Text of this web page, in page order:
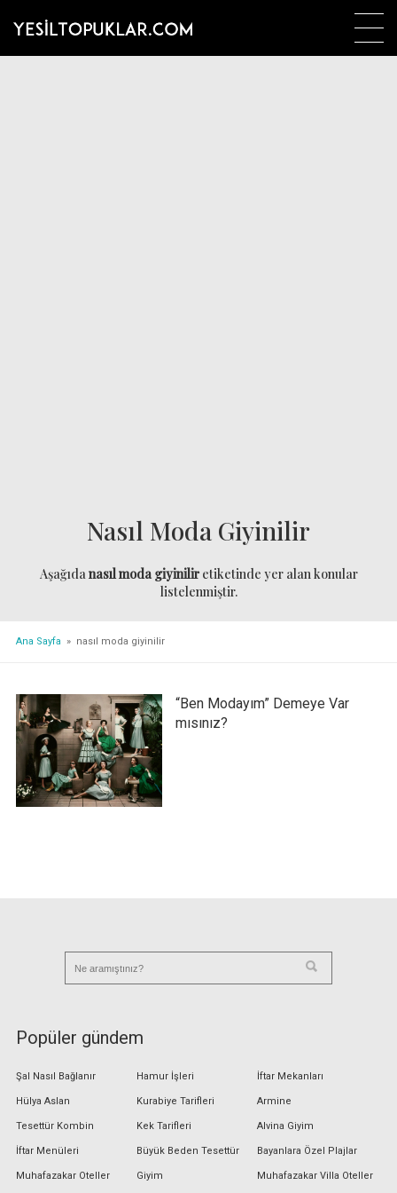
Nasıl Moda Giyinilir
Aşağıdanasıl moda giyiniliretiketinde yer alan konular
listelenmiştir.
Ana Sayfa » nasıl moda giyinilir
“Ben Modayım” Demeye Var
mısınız?
Popüler gündem
Şal Nasıl Bağlanır
Hülya Aslan
Tesettür Kombin
İftar Menüleri
Muhafazakar Oteller
Hamur İşleri
Kurabiye Tarifleri
Kek Tarifleri
Büyük Beden Tesettür
Giyim
İftar Mekanları
Armine
Alvina Giyim
Bayanlara Özel Plajlar
Muhafazakar Villa Oteller